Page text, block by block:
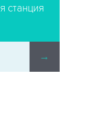
станция
→